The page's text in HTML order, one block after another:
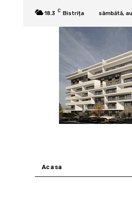
18.3 C Bistrița sâmbătă,
Acasa